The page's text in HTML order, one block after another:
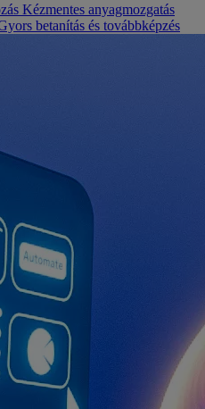
Kézmentes anyagmozgatás
betanítás és továbbképzés